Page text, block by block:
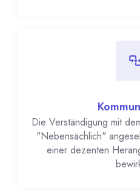
Die Verständigung mit
"Nebensächlich"
einer dezenten